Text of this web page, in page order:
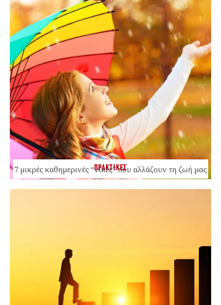
ΠΡΑΚΤΙΚΕΣ
7 μικρές καθημερινές “νίκες” που αλλάζουν τη ζωή μας